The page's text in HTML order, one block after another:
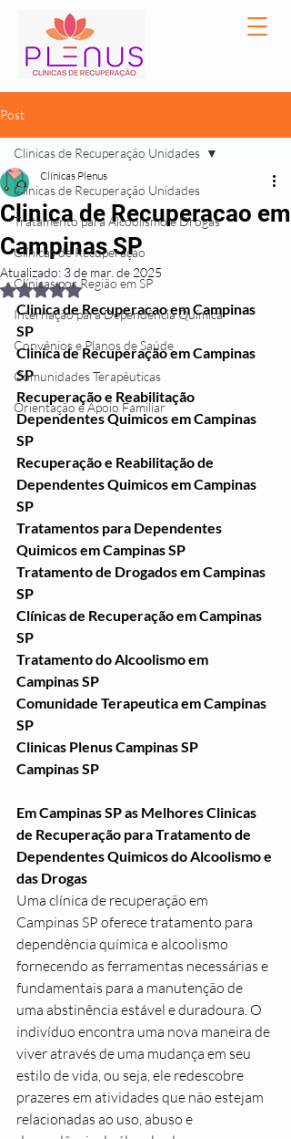
Post
Clinicas de Recuperação Unidades
Tratamento para Alcoolismo e Drogas
Clínicas de Recuperação
Clínicas por Região em SP
Internação para Dependência Química
Convênios e Planos de Saúde
Comunidades Terapêuticas
Orientação e Apoio Familiar
Clinicas de Recuperação Unidades
Clinica de Recuperacao em
Campinas SP
Clínicas Plenus
Atualizado: 3 de mar. de 2025
Avaliado com NaN de 5 estrelas.
Clinica de Recuperacao em Campinas
SP
Clinica de Recuperação em Campinas
SP
Recuperação e Reabilitação
Dependentes Quimicos em Campinas
SP
Recuperação e Reabilitação de
Dependentes Quimicos em Campinas
SP
Tratamentos para Dependentes
Quimicos em Campinas SP
Tratamento de Drogados em Campinas
SP
Clínicas de Recuperação em Campinas
SP
Tratamento do Alcoolismo em
Campinas SP
Comunidade Terapeutica em Campinas
SP
Clinicas Plenus Campinas SP
Campinas SP
Em Campinas SP as Melhores Clinicas
de Recuperação para Tratamento de
Dependentes Quimicos do Alcoolismo e
das Drogas
Uma clínica de recuperação em
Campinas SP oferece tratamento para
dependência química e alcoolismo
fornecendo as ferramentas necessárias e
fundamentais para a manutenção de
uma abstinência estável e duradoura. O
indivíduo encontra uma nova maneira de
viver através de uma mudança em seu
estilo de vida, ou seja, ele redescobre
prazeres em atividades que não estejam
relacionadas ao uso, abuso e